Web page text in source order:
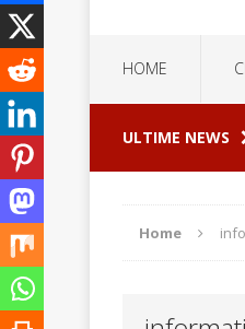
HOME
ULTIME NEWS
Home